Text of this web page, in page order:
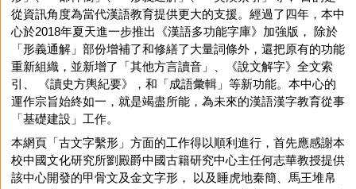
從資訊角度為當代漢語教育提供更大的支援。經過了四年，本中
心於2018年夏天進一步推出《漢語多功能字庫》加強版， 除於
「形義通解」部份增補了和修繕了大量詞條外，還把原有的功能
重新組織，並新增了「其他方言讀音」、《說文解字》全文索
引、 《讀史方輿紀要》，和「成語彙輯」等新功能。本中心的
運作宗旨始終如一，就是竭盡所能，為未來的漢語漢字教育從事
「基礎建設」工作。
本網頁「古文字繫形」方面的工作得以順利進行，首先應感謝本
校中國文化研究所劉殿爵中國古籍研究中心主任何志華教授提供
該中心開發的甲骨文及金文字形， 以及睡虎地秦簡、馬王堆帛